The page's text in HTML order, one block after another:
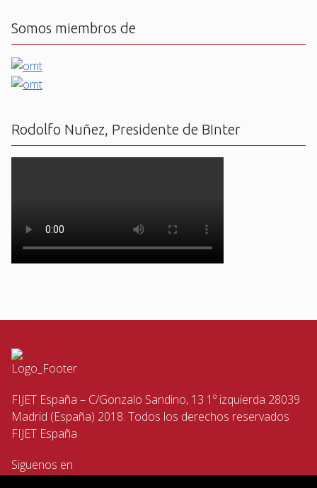
Somos miembros de
Rodolfo Nuñez, Presidente de BInter
FIJET España – C/Gonzalo Sandino, 13 1º izquierda 28039
Madrid (España) 2018. Todos los derechos reservados
FIJET España
Siguenos en